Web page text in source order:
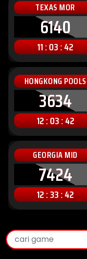
TEXAS MOR
6140
11 : 03 : 40
HONGKONG POOLS
3634
12 : 03 : 40
GEORGIA MID
7424
12 : 33 : 40